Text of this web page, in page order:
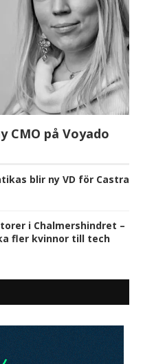
CMO på Voyado
blir ny VD för Castra
i Chalmershindret –
fler kvinnor till tech